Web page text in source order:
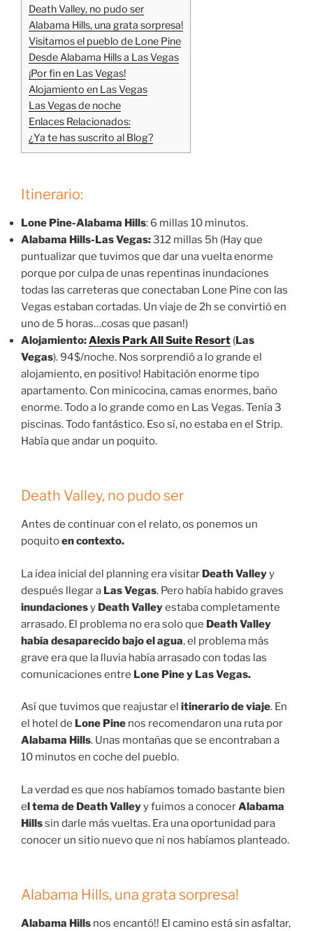
Death Valley, no pudo ser
Alabama Hills, una grata sorpresa!
Visitamos el pueblo de Lone Pine
Desde Alabama Hills a Las Vegas
¡Por fin en Las Vegas!
Alojamiento en Las Vegas
Las Vegas de noche
Enlaces Relacionados:
¿Ya te has suscrito al Blog?
Itinerario:
Lone Pine-Alabama Hills: 6 millas 10 minutos.
Alabama Hills-Las Vegas:312 millas 5h (Hay que
puntualizar que tuvimos que dar una vuelta enorme
porque por culpa de unas repentinas inundaciones
todas las carreteras que conectaban Lone Pine con las
Vegas estaban cortadas. Un viaje de 2h se convirtió en
uno de 5 horas…cosas que pasan!)
Alojamiento:Alexis Park All Suite Resort (Las
Vegas). 94$/noche. Nos sorprendió a lo grande el
alojamiento, en positivo! Habitación enorme tipo
apartamento. Con minicocina, camas enormes, baño
enorme. Todo a lo grande como en Las Vegas. Tenía 3
piscinas. Todo fantástico. Eso sí, no estaba en el Strip.
Había que andar un poquito.
Death Valley, no pudo ser
Antes de continuar con el relato, os ponemos un
poquitoen contexto.
La idea inicial del planning era visitar Death Valleyy
después llegar a Las Vegas. Pero había habido graves
inundacionesy Death Valleyestaba completamente
arrasado. El problema no era solo que Death Valley
había desaparecido bajo el agua, el problema más
grave era que la lluvia había arrasado con todas las
comunicaciones entre Lone Pine y Las Vegas.
Así que tuvimos que reajustar el itinerario de viaje. En
el hotel de Lone Pine nos recomendaron una ruta por
Alabama Hills. Unas montañas que se encontraban a
10 minutos en coche del pueblo.
La verdad es que nos habíamos tomado bastante bien
el tema de Death Valleyy fuimos a conocerAlabama
Hillssin darle más vueltas. Era una oportunidad para
conocer un sitio nuevo que ni nos habíamos planteado.
Alabama Hills, una grata sorpresa!
Alabama Hills nos encantó!! El camino está sin asfaltar,